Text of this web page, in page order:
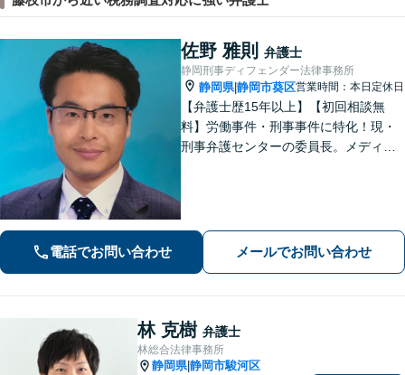
佐野 雅則 弁護士
静岡刑事ディフェンダー法律事務所
静岡県|静岡市葵区営業時間：本日定休日
【弁護士歴15年以上】【初回相談無
料】労働事件・刑事事件に特化！現・
刑事弁護センターの委員長。メディア
電話でお問い合わせ メールでお問い合わせ
林 克樹 弁護士
林総合法律事務所
静岡県|静岡市駿河区